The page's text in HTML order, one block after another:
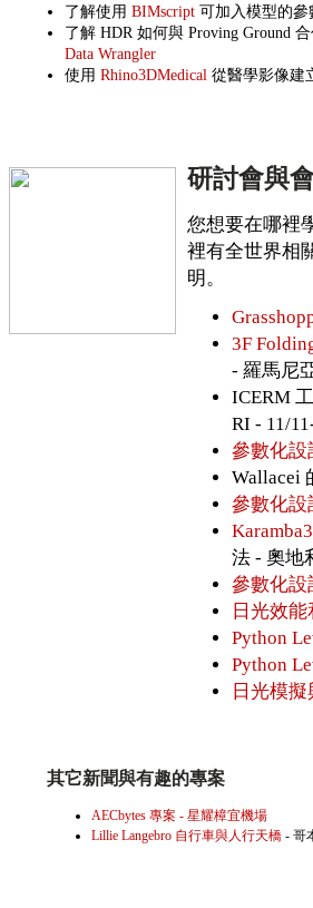
了解使用 BIMscript 可加入模型的參
了解 HDR 如何與 Proving Ground
Data Wrangler
使用 Rhino3DMedical 從醫學影像建
研討會與
您想要在哪裡
裡有全世界相
明。
3F
- 羅馬尼
ICERM
RI - 11/
參數化設
Wallacei
參數化設
法 - 奧地
參數化設
日光效
Python
Python
日光模
其它新聞與有趣的專案
AECbytes 專案 - 星耀樟宜機場
Lillie Langebro 自行車與人行天橋 - 哥